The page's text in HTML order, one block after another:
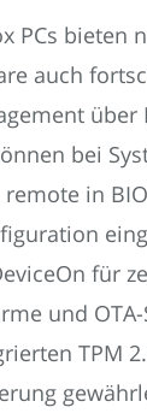
PCs bieten
auch
über
bei
in
für
und
TPM